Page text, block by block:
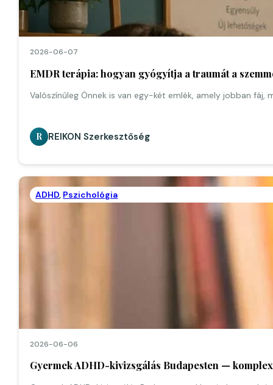
2026-06-07
EMDR terápia: hogyan gyógyítja a traumát a
Valószínűleg Önnek is van egy-két emlék, amely jobban fáj,
R REIKON Szerkesztőség
ADHD, Pszichológia
2026-06-06
Gyermek ADHD-kivizsgálás Budapesten —